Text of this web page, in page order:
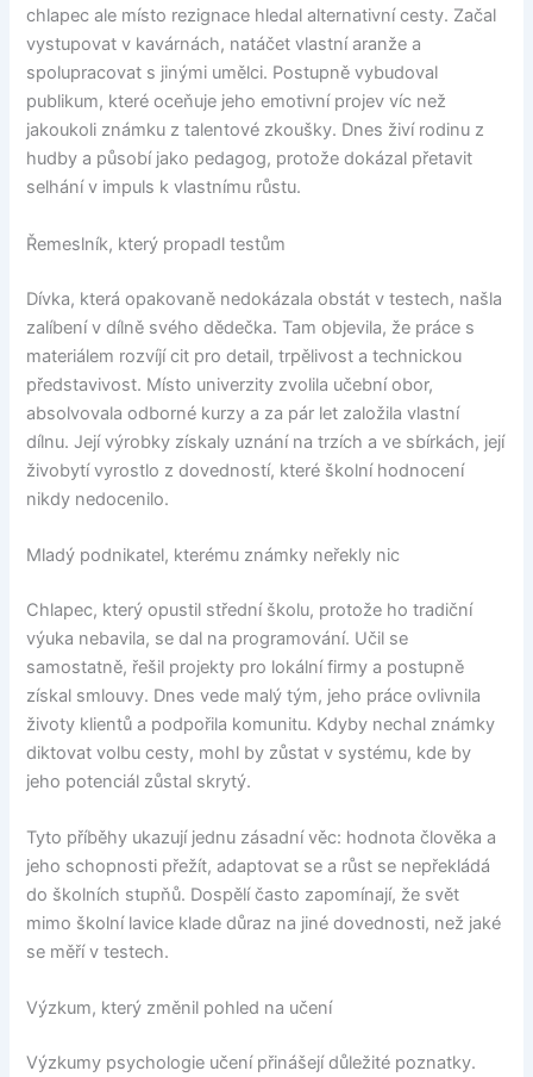
chlapec ale místo rezignace hledal alternativní cesty. Začal
vystupovat v kavárnách, natáčet vlastní aranže a
spolupracovat s jinými umělci. Postupně vybudoval
publikum, které oceňuje jeho emotivní projev víc než
jakoukoli známku z talentové zkoušky. Dnes živí rodinu z
hudby a působí jako pedagog, protože dokázal přetavit
selhání v impuls k vlastnímu růstu.
Řemeslník, který propadl testům
Dívka, která opakovaně nedokázala obstát v testech, našla
zalíbení v dílně svého dědečka. Tam objevila, že práce s
materiálem rozvíjí cit pro detail, trpělivost a technickou
představivost. Místo univerzity zvolila učební obor,
absolvovala odborné kurzy a za pár let založila vlastní
dílnu. Její výrobky získaly uznání na trzích a ve sbírkách, její
živobytí vyrostlo z dovedností, které školní hodnocení
nikdy nedocenilo.
Mladý podnikatel, kterému známky neřekly nic
Chlapec, který opustil střední školu, protože ho tradiční
výuka nebavila, se dal na programování. Učil se
samostatně, řešil projekty pro lokální firmy a postupně
získal smlouvy. Dnes vede malý tým, jeho práce ovlivnila
životy klientů a podpořila komunitu. Kdyby nechal známky
diktovat volbu cesty, mohl by zůstat v systému, kde by
jeho potenciál zůstal skrytý.
Tyto příběhy ukazují jednu zásadní věc: hodnota člověka a
jeho schopnosti přežít, adaptovat se a růst se nepřekládá
do školních stupňů. Dospělí často zapomínají, že svět
mimo školní lavice klade důraz na jiné dovednosti, než jaké
se měří v testech.
Výzkum, který změnil pohled na učení
Výzkumy psychologie učení přinášejí důležité poznatky.